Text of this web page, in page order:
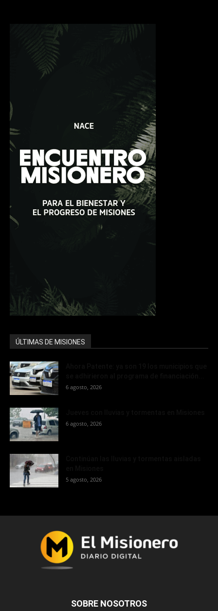
ÚLTIMAS DE MISIONES
6 agosto, 2026
6 agosto, 2026
5 agosto, 2026
SOBRE NOSOTROS